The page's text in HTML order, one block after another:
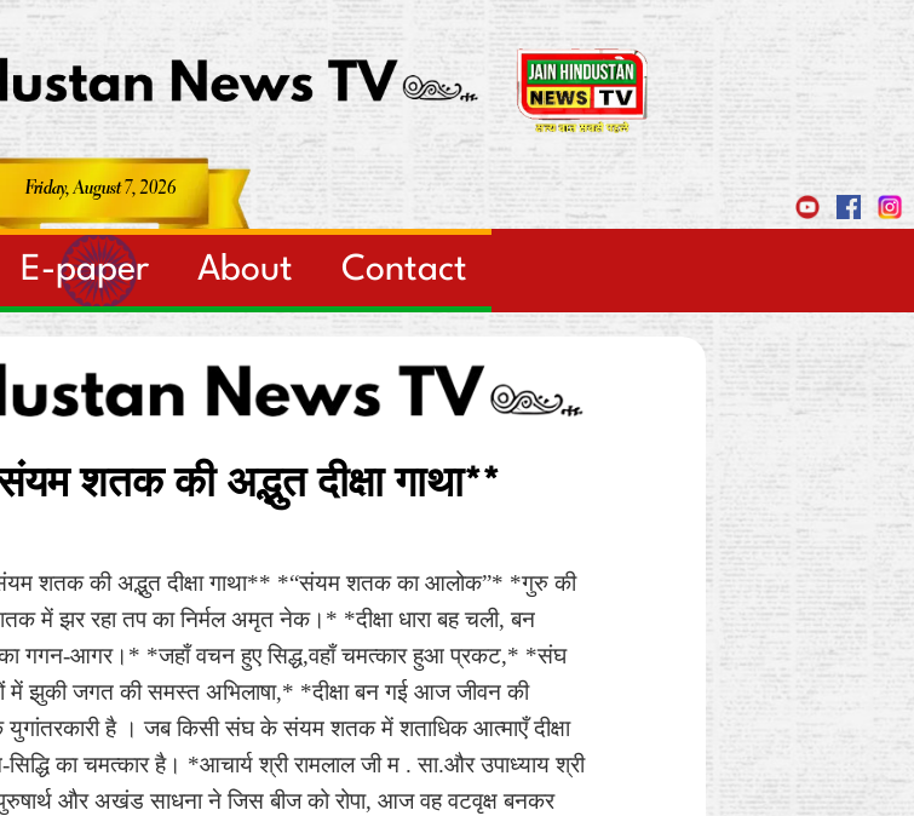
Friday, August 7, 2026
E-paper About Contact
शतक की अद्भुत दीक्षा गाथा**
: संयम शतक की अद्भुत दीक्षा गाथा** *“संयम शतक का आलोक”* *गुरु की
में झर रहा तप का निर्मल अमृत नेक।* *दीक्षा धारा बह चली, बन
का गगन-आगर।* *जहाँ वचन हुए सिद्ध,वहाँ चमत्कार हुआ प्रकट,* *संघ
में झुकी जगत की समस्त अभिलाषा,* *दीक्षा बन गई आज जीवन की
युगांतरकारी है । जब किसी संघ के संयम शतक में शताधिक आत्माएँ दीक्षा
का चमत्कार है। *आचार्य श्री रामलाल जी म . सा.और उपाध्याय श्री
और अखंड साधना ने जिस बीज को रोपा, आज वह वटवृक्ष बनकर